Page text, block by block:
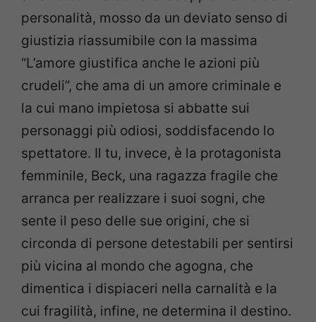
personalità, mosso da un deviato senso di
giustizia riassumibile con la massima
“L’amore giustifica anche le azioni più
crudeli”, che ama di un amore criminale e
la cui mano impietosa si abbatte sui
personaggi più odiosi, soddisfacendo lo
spettatore. Il tu, invece, è la protagonista
femminile, Beck, una ragazza fragile che
arranca per realizzare i suoi sogni, che
sente il peso delle sue origini, che si
circonda di persone detestabili per sentirsi
più vicina al mondo che agogna, che
dimentica i dispiaceri nella carnalità e la
cui fragilità, infine, ne determina il destino.